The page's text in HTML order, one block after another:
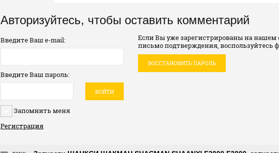
Авторизуйтесь, чтобы оставить комментарий
Введите Ваш e-mail:
Введите Ваш пароль:
ВОЙТИ
Запомнить меня
Регистрация
Если Вы уже зарегистрированы на
письмо подтверждения, воспользуйтесь
ВОССТАНОВИТЬ ПАРОЛЬ